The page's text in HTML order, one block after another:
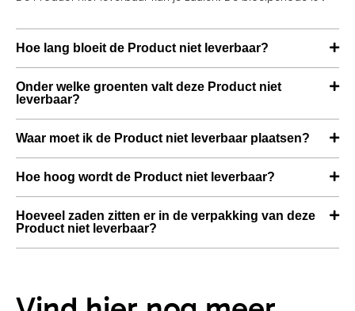
Hoe lang bloeit de Product niet leverbaar?
Onder welke groenten valt deze Product niet
leverbaar?
Waar moet ik de Product niet leverbaar plaatsen?
Hoe hoog wordt de Product niet leverbaar?
Hoeveel zaden zitten er in de verpakking van deze
Product niet leverbaar?